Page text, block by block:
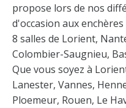
propose lors de nos
d'occasion aux
8 salles de Lorient,
Colombier-Saugnieu,
Que vous soyez à
Lanester, Vannes,
Ploemeur, Rouen, Le